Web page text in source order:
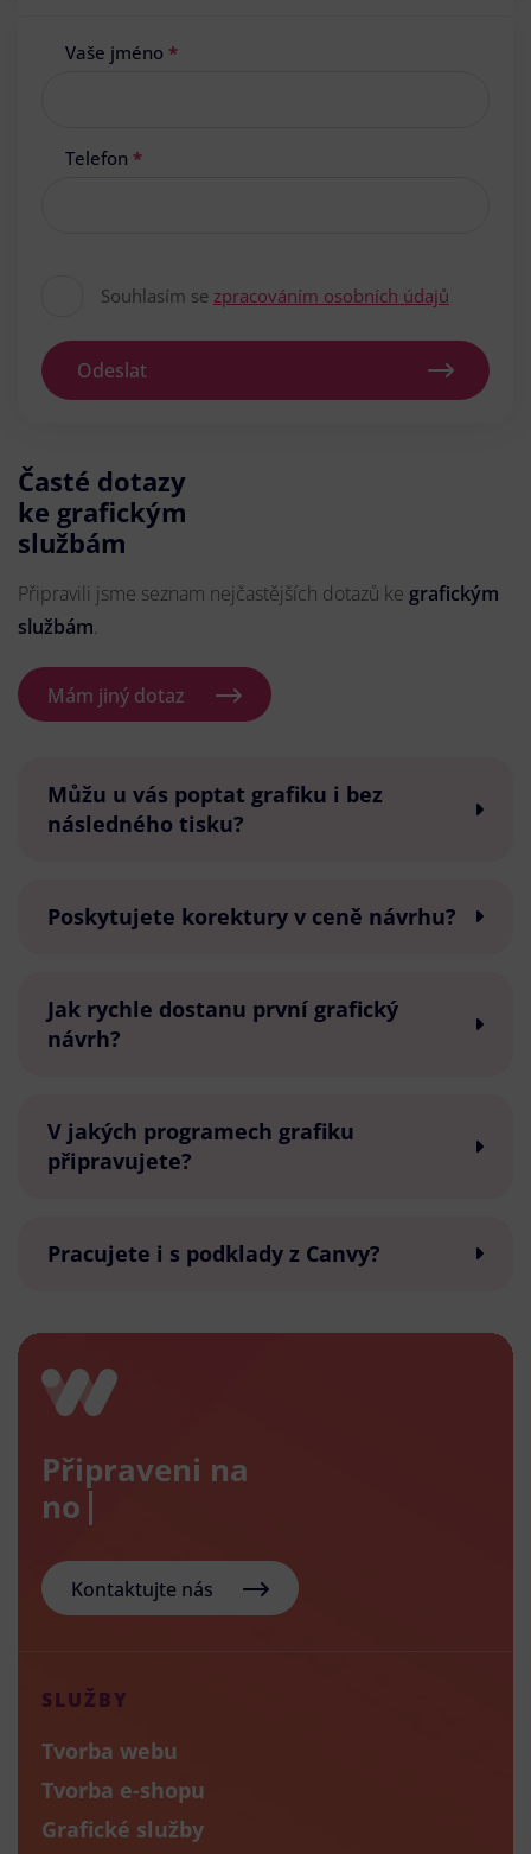
Vaše jméno *
Telefon *
Souhlasím se zpracováním osobních údajů
Odeslat
Časté dotazy
ke grafickým
službám
Připravili jsme seznam nejčastějších dotazů ke grafickým
službám.
Mám jiný dotaz
Můžu u vás poptat grafiku i bez
následného tisku?
Poskytujete korektury v ceně návrhu?
Jak rychle dostanu první grafický
návrh?
V jakých programech grafiku
připravujete?
Pracujete i s podklady z Canvy?
Připraveni na
nový e-
Kontaktujte nás
SLUŽBY
Tvorba webu
Tvorba e-shopu
Grafické služby